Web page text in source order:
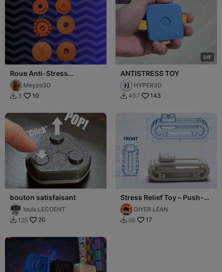
Roue Anti-Stress
Modulaire - Jouet Fidget
Meyzo3D
 3 10
GIF
ANTISTRESS TOY
HYPER3D
 407 143
bouton satisfaisant
louis LECOENT
 125 20
Stress Relief Toy – Push-
Pull Clicking Sound Plate
DIYER LEAN
 98 17